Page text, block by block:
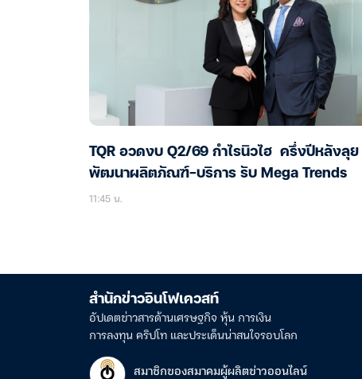
TQR อวดงบ Q2/69 กำไรนิวไฮ ครึ่งปีหลังลุย
พัฒนาผลิตภัณฑ์-บริการ รับ Mega Trends
11:45 น.
สำนักข่าวอินโฟเควสท์
อัปเดตข่าวสารด้านเศรษฐกิจ หุ้น การเงิน
การลงทุน คริปโท และประเด็นน่าสนใจรอบโลก
สมาชิกของสมาคมผู้ผลิตข่าวออนไลน์